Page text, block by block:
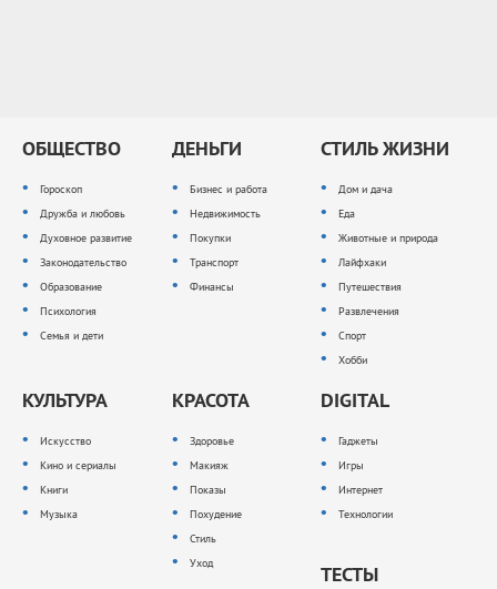
ОБЩЕСТВО
Гороскоп
Дружба и любовь
Духовное развитие
Законодательство
Образование
Психология
Семья и дети
ДЕНЬГИ
Бизнес и работа
Недвижимость
Покупки
Транспорт
Финансы
СТИЛЬ ЖИЗНИ
Дом и дача
Еда
Животные и природа
Лайфхаки
Путешествия
Развлечения
Спорт
Хобби
КУЛЬТУРА
Искусство
Кино и сериалы
Книги
Музыка
КРАСОТА
Здоровье
Макияж
Показы
Похудение
Стиль
Уход
DIGITAL
Гаджеты
Игры
Интернет
Технологии
ТЕСТЫ